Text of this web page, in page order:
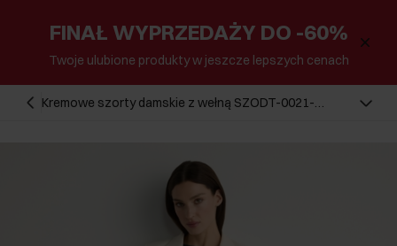
FINAŁ WYPRZEDAŻY DO -60%
Twoje ulubione produkty w jeszcze lepszych cenach
Kremowe szorty damskie z wełną SZODT-0021-